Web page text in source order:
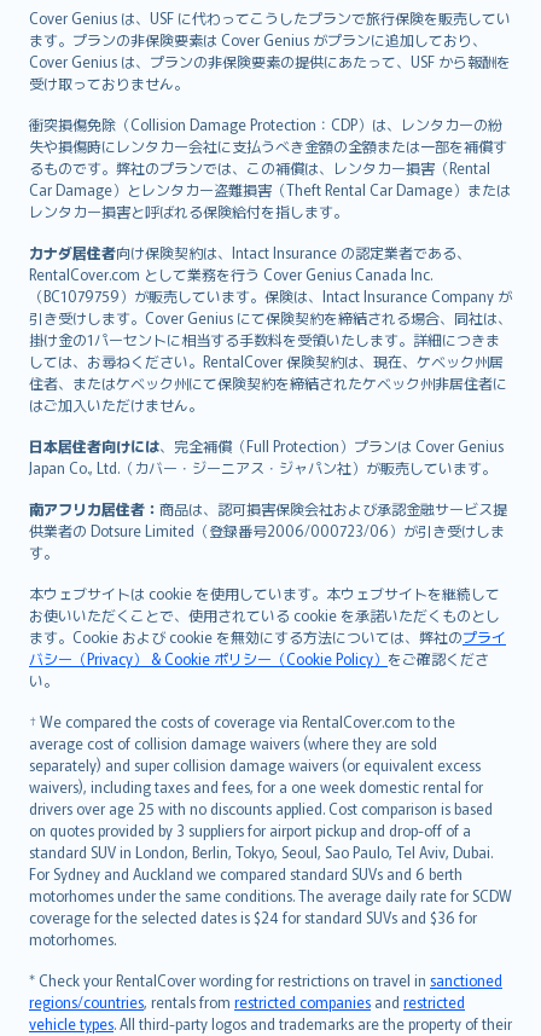
Cover Genius は、USF に代わってこうしたプランで旅行保険を販売してい
ます。プランの非保険要素は Cover Genius がプランに追加しており、
Cover Genius は、プランの非保険要素の提供にあたって、USF から報酬を
受け取っておりません。
衝突損傷免除（Collision Damage Protection：CDP）は、レンタカーの紛
失や損傷時にレンタカー会社に支払うべき金額の全額または一部を補償す
るものです。弊社のプランでは、この補償は、レンタカー損害（Rental
Car Damage）とレンタカー盗難損害（Theft Rental Car Damage）または
レンタカー損害と呼ばれる保険給付を指します。
カナダ居住者向け保険契約は、Intact Insurance の認定業者である、
RentalCover.com として業務を行う Cover Genius Canada Inc.
（BC1079759）が販売しています。保険は、Intact Insurance Company が
引き受けします。Cover Genius にて保険契約を締結される場合、同社は、
掛け金の1パーセントに相当する手数料を受領いたします。詳細につきま
しては、お尋ねください。RentalCover 保険契約は、現在、ケベック州居
住者、またはケベック州にて保険契約を締結されたケベック州非居住者に
はご加入いただけません。
日本居住者向けには、完全補償（Full Protection）プランは Cover Genius
Japan Co., Ltd.（カバー・ジーニアス・ジャパン社）が販売しています。
南アフリカ居住者： 商品は、認可損害保険会社および承認金融サービス提
供業者の Dotsure Limited（登録番号2006/000723/06）が引き受けしま
す。
本ウェブサイトは cookie を使用しています。本ウェブサイトを継続して
お使いいただくことで、使用されている cookie を承諾いただくものとし
ます。Cookie および cookie を無効にする方法については、弊社のプライ
バシー（Privacy） & Cookie ポリシー（Cookie Policy） をご確認くださ
い。
† We compared the costs of coverage via RentalCover.com to the
average cost of collision damage waivers (where they are sold
separately) and super collision damage waivers (or equivalent excess
waivers), including taxes and fees, for a one week domestic rental for
drivers over age 25 with no discounts applied. Cost comparison is based
on quotes provided by 3 suppliers for airport pickup and drop-off of a
standard SUV in London, Berlin, Tokyo, Seoul, Sao Paulo, Tel Aviv, Dubai.
For Sydney and Auckland we compared standard SUVs and 6 berth
motorhomes under the same conditions. The average daily rate for SCDW
coverage for the selected dates is $24 for standard SUVs and $36 for
motorhomes.
* Check your RentalCover wording for restrictions on travel in sanctioned
regions/countries, rentals from restricted companies and restricted
vehicle types. All third-party logos and trademarks are the property of their